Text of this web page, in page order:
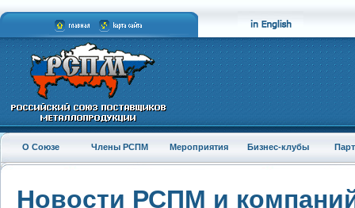
О Союзе Члены РСПМ Мероприятия Бизнес-клубы
Новости РСПМ и